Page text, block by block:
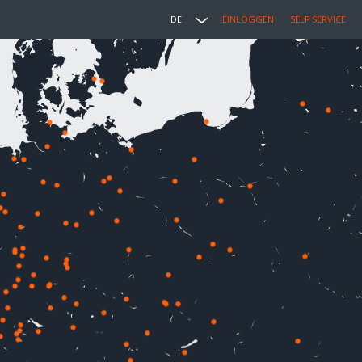
DE EINLOGGEN SELF SERVICE